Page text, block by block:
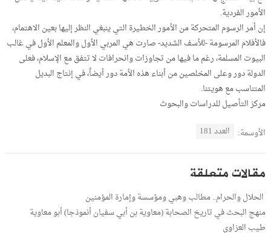
الأمور الفردية.
إن أمر الرسوم المتحركة من الأمور الخطيرة التي ينبغي النظر إليها بعين الاهتمام،
فالأفلام المرسومة -للأسف الشديد- صارت هي المربي الأول والمعلم الأول في غالب
البيوت المسلمة، رغم ما فيها من تجاوزات وانحرافات لا تتفق مع الإسلام، فعلى
الدولة دور وعلى المخلصين من أبناء هذه الأمة دور أيضاً، في إنتاج البديل
المتناسب مع هويتنا.
مركز التأصيل للدراسات والبحوث
الأوسمة: العدد 181
مقالات متعلقة
الحلال والحرام.. مطالب وهبي ومؤسسة وإمارة المؤمنين
منهج البحث في تاريخ الصحابة (معاوية بن أبي سفيان أنموذجا) أبو معاوية
طيب العزاوي